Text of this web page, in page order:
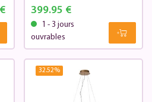
399.95 €
1 - 3 jours
ouvrables
32.52%